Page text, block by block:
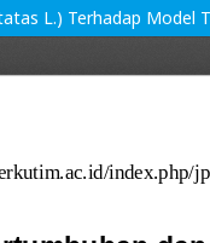
L.) Terhadap Model